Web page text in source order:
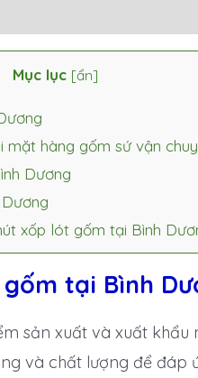
Mục lục [ẩn]
hàng gốm sứ vận
Dương
xốp lót gốm tại Bình
tại Bình
sản xuất và xuất
và chất lượng để đáp